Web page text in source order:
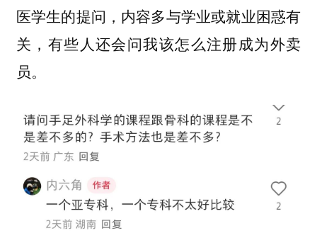
医学生的提问，内容多与学业或就业困惑有
关，有些人还会问我该怎么注册成为外卖
员。